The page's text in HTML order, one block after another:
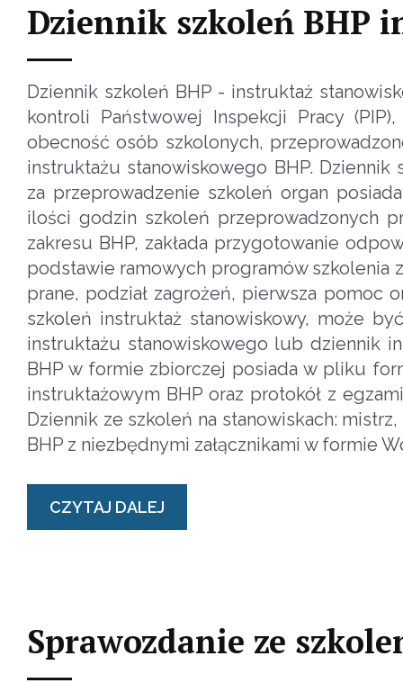
Dziennik szkoleń BHP
Dziennik szkoleń BHP - instruktaż
kontroli Państwowej Inspekcji Pracy
obecność osób szkolonych,
instruktażu stanowiskowego BHP.
za przeprowadzenie szkoleń organ
ilości godzin szkoleń przeprowadzonych
zakresu BHP, zakłada przygotowanie
podstawie ramowych programów szkolenia
prane, podział zagrożeń, pierwsza pomoc
szkoleń instruktaż stanowiskowy, może
instruktażu stanowiskowego lub dziennik
BHP w formie zbiorczej posiada w pliku
instruktażowym BHP oraz protokół z
Dziennik ze szkoleń na stanowiskach:
BHP z niezbędnymi załącznikami w formie
CZYTAJ DALEJ
Sprawozdanie ze